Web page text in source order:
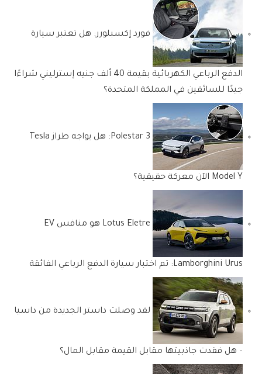
فورد إكسبلورر: هل تعتبر سيارة
الدفع الرباعي الكهربائية بقيمة 40 ألف جنيه إسترليني شراءًا
جيدًا للسائقين في المملكة المتحدة؟
Polestar 3: هل يواجه طراز Tesla
Model Y الآن معركة حقيقية؟
Lotus Eletre هو منافس EV
Lamborghini Urus: تم اختبار سيارة الدفع الرباعي الفائقة
لقد وصلت داستر الجديدة من داسيا
– هل فقدت جاذبيتها مقابل القيمة مقابل المال؟